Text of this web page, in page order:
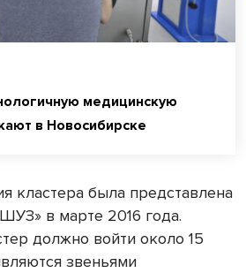
медицинскую
в Новосибирске
кластера была представлена
в марте 2016 года.
должно войти около 15
звеньями